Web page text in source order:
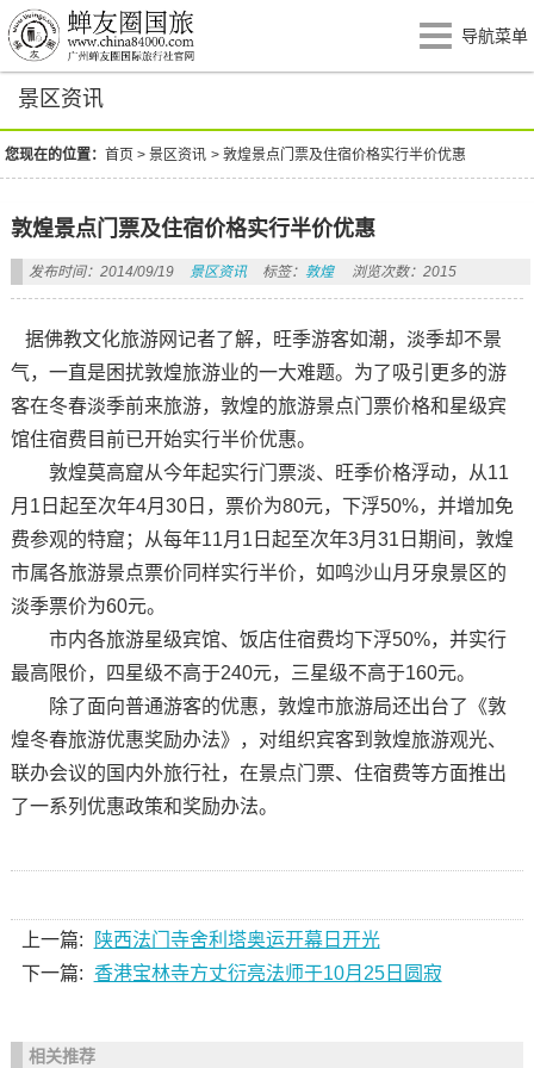
导航菜单
景区资讯
您现在的位置：首页 >景区资讯 >敦煌景点门票及住宿价格实行半价优惠
敦煌景点门票及住宿价格实行半价优惠
发布时间：2014/09/19 景区资讯 标签： 敦煌 浏览次数：2015
据佛教文化旅游网记者了解，旺季游客如潮，淡季却不景
气，一直是困扰敦煌旅游业的一大难题。为了吸引更多的游
客在冬春淡季前来旅游，敦煌的旅游景点门票价格和星级宾
馆住宿费目前已开始实行半价优惠。
敦煌莫高窟从今年起实行门票淡、旺季价格浮动，从11
月1日起至次年4月30日，票价为80元，下浮50%，并增加免
费参观的特窟；从每年11月1日起至次年3月31日期间，敦煌
市属各旅游景点票价同样实行半价，如鸣沙山月牙泉景区的
淡季票价为60元。
市内各旅游星级宾馆、饭店住宿费均下浮50%，并实行
最高限价，四星级不高于240元，三星级不高于160元。
除了面向普通游客的优惠，敦煌市旅游局还出台了《敦
煌冬春旅游优惠奖励办法》，对组织宾客到敦煌旅游观光、
联办会议的国内外旅行社，在景点门票、住宿费等方面推出
了一系列优惠政策和奖励办法。
上一篇:
陕西法门寺舍利塔奥运开幕日开光
下一篇:
香港宝林寺方丈衍亮法师于10月25日圆寂
相关推荐